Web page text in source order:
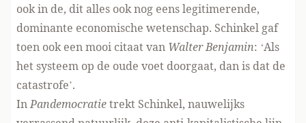
ook in de, dit alles ook nog eens legitimerende,
dominante economische wetenschap. Schinkel gaf
toen ook een mooi citaat van Walter Benjamin: ‘Als
het systeem op de oude voet doorgaat, dan is dat de
catastrofe’.
InPandemocratietrekt Schinkel, nauwelijks